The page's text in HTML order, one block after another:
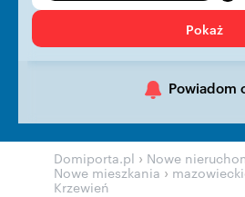
Pokaż
Powiadom
Domiporta.pl › Nowe
Nowe mieszkania ›
Krzewień